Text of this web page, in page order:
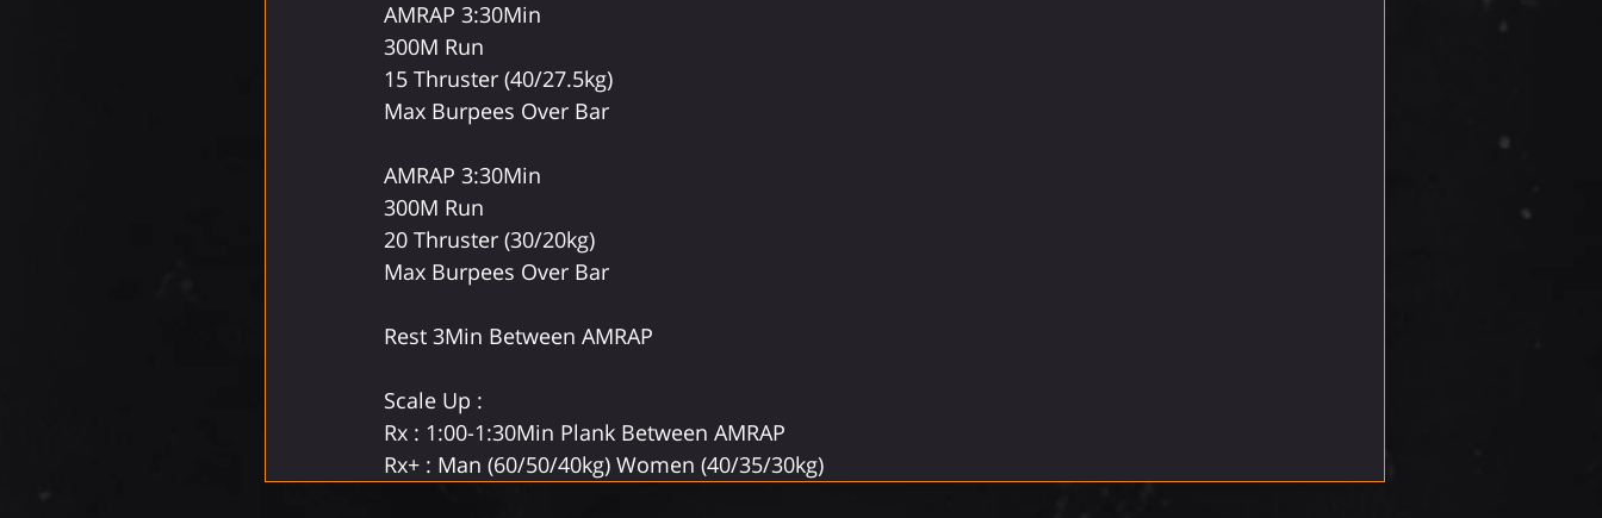
AMRAP 3:30Min
300M Run
15 Thruster (40/27.5kg)
Max Burpees Over Bar
AMRAP 3:30Min
300M Run
20 Thruster (30/20kg)
Max Burpees Over Bar
Rest 3Min Between AMRAP
Scale Up :
Rx : 1:00-1:30Min Plank Between AMRAP
Rx+ : Man (60/50/40kg) Women (40/35/30kg)